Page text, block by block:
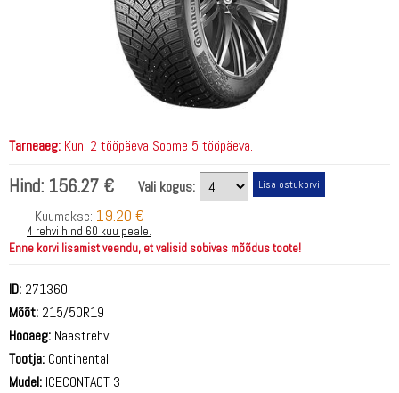
Tarneaeg: Kuni 2 tööpäeva Soome 5 tööpäeva.
Hind: 156.27 €
Vali kogus:
Kuumakse: 19.20 €
4 rehvi hind 60 kuu peale.
Enne korvi lisamist veendu, et valisid sobivas mõõdus toote!
ID: 271360
Mõõt: 215/50R19
Hooaeg: Naastrehv
Tootja: Continental
Mudel: ICECONTACT 3